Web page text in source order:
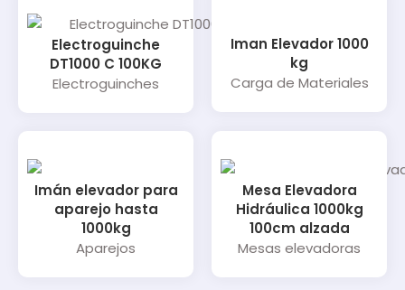
Electroguinche
DT1000 C 100KG
Electroguinches
Iman Elevador 1000
kg
Carga de Materiales
Imán elevador para
aparejo hasta
1000kg
Aparejos
Mesa Elevadora
Hidráulica 1000kg
100cm alzada
Mesas elevadoras